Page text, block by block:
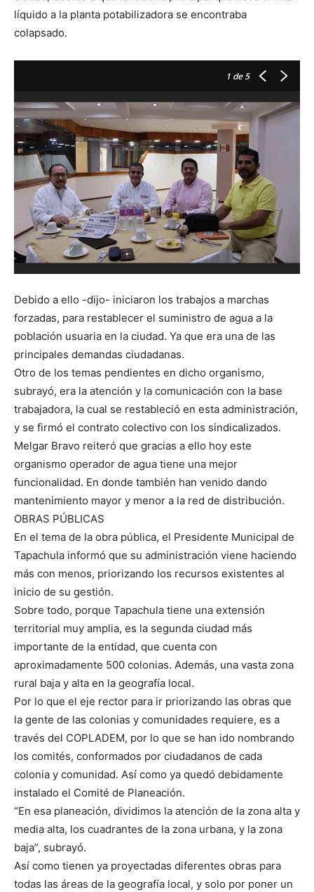
líquido a la planta potabilizadora se encontraba
colapsado.
1 de 5
Debido a ello -dijo- iniciaron los trabajos a marchas
forzadas, para restablecer el suministro de agua a la
población usuaria en la ciudad. Ya que era una de las
principales demandas ciudadanas.
Otro de los temas pendientes en dicho organismo,
subrayó, era la atención y la comunicación con la base
trabajadora, la cual se restableció en esta administración,
y se firmó el contrato colectivo con los sindicalizados.
Melgar Bravo reiteró que gracias a ello hoy este
organismo operador de agua tiene una mejor
funcionalidad. En donde también han venido dando
mantenimiento mayor y menor a la red de distribución.
OBRAS PÚBLICAS
En el tema de la obra pública, el Presidente Municipal de
Tapachula informó que su administración viene haciendo
más con menos, priorizando los recursos existentes al
inicio de su gestión.
Sobre todo, porque Tapachula tiene una extensión
territorial muy amplia, es la segunda ciudad más
importante de la entidad, que cuenta con
aproximadamente 500 colonias. Además, una vasta zona
rural baja y alta en la geografía local.
Por lo que el eje rector para ir priorizando las obras que
la gente de las colonias y comunidades requiere, es a
través del COPLADEM, por lo que se han ido nombrando
los comités, conformados por ciudadanos de cada
colonia y comunidad. Así como ya quedó debidamente
instalado el Comité de Planeación.
“En esa planeación, dividimos la atención de la zona alta y
media alta, los cuadrantes de la zona urbana, y la zona
baja”, subrayó.
Así como tienen ya proyectadas diferentes obras para
todas las áreas de la geografía local, y solo por poner un